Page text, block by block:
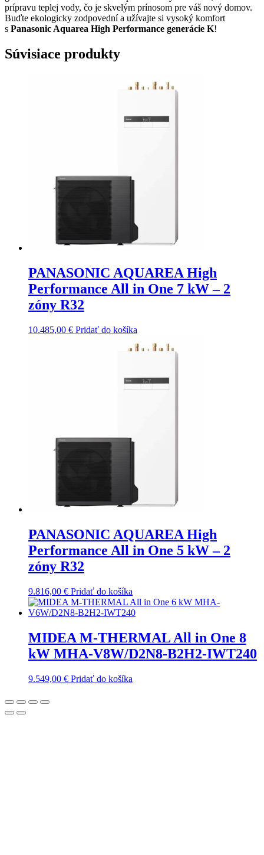
prípravu teplej vody, čo je skvelým prínosom pre váš nový domov.
Buďte ekologicky zodpovední a užívajte si vysoký komfort
s Panasonic Aquarea High Performance generácie K!
Súvisiace produkty
PANASONIC AQUAREA High
Performance All in One 7 kW – 2
zóny R32
10.485,00 € Pridať do košíka
PANASONIC AQUAREA High
Performance All in One 5 kW – 2
zóny R32
9.816,00 € Pridať do košíka
MIDEA M-THERMAL All in One 8
kW MHA-V8W/D2N8-B2H2-IWT240
9.549,00 € Pridať do košíka